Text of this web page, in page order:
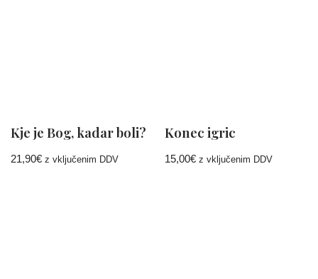
Kje je Bog, kadar boli?
21,90€ z vključenim DDV
Konec igric
15,00€ z vključenim DDV